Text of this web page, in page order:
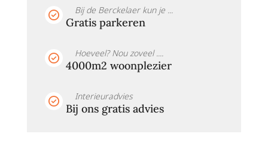
Bij de Berckelaer kun je ...
Gratis parkeren
Hoeveel? Nou zoveel ....
4000m2 woonplezier
Interieuradvies
Bij ons gratis advies